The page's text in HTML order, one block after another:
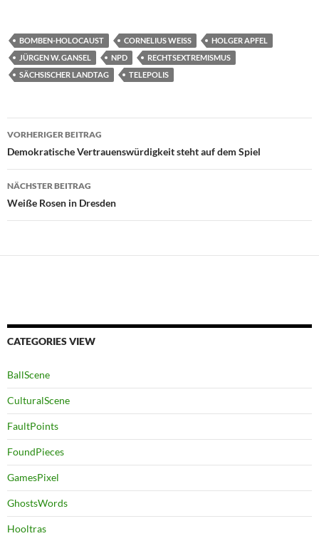
BOMBEN-HOLOCAUST CORNELIUS WEISS
HOLGER APFEL
JÜRGEN W. GANSEL
NPD
RECHTSEXTREMISMUS
SÄCHSISCHER LANDTAG
TELEPOLIS
Beitragsnavigation
VORHERIGER BEITRAG
Demokratische Vertrauenswürdigkeit steht auf dem Spiel
NÄCHSTER BEITRAG
Weiße Rosen in Dresden
CATEGORIES VIEW
BallScene
CulturalScene
FaultPoints
FoundPieces
GamesPixel
GhostsWords
Hooltras